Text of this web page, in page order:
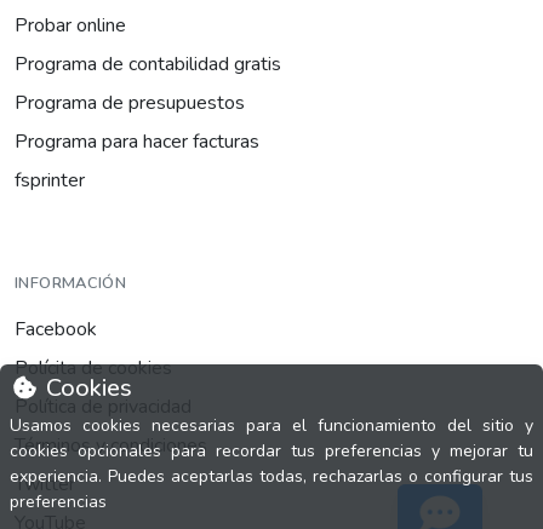
Cookies
Usamos cookies necesarias para el funcionamiento del sitio y
cookies opcionales para recordar tus preferencias y mejorar tu
experiencia. Puedes aceptarlas todas, rechazarlas o configurar tus
preferencias
Probar online
Programa de contabilidad gratis
Programa de presupuestos
Programa para hacer facturas
fsprinter
INFORMACIÓN
Facebook
Polícita de cookies
Política de privacidad
Términos y condiciones
Twitter